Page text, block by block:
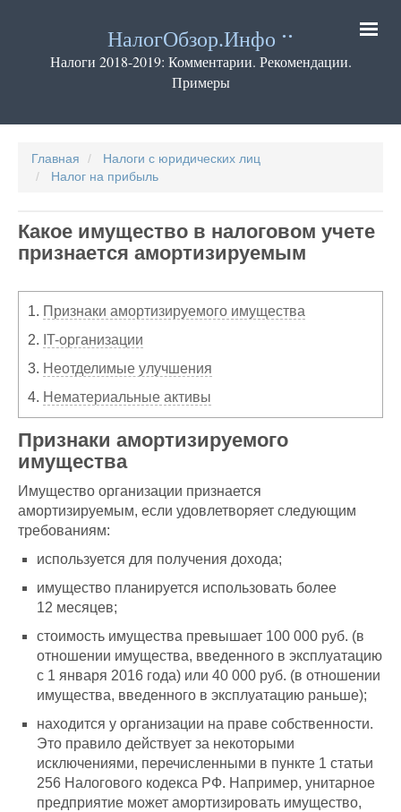
содержанию
НалогОбзор.Инфо
Налоги 2018-2019: Комментарии. Рекомендации.
Примеры
Главная
Налоги с юридических лиц
Налог на прибыль
Какое имущество в налоговом учете
признается амортизируемым
1. Признаки амортизируемого имущества
2. IT-организации
3. Неотделимые улучшения
4. Нематериальные активы
Признаки амортизируемого
имущества
Имущество организации признается
амортизируемым, если удовлетворяет следующим
требованиям:
используется для получения дохода;
имущество планируется использовать более
12 месяцев;
стоимость имущества превышает 100 000 руб. (в
отношении имущества, введенного в эксплуатацию
с 1 января 2016 года) или 40 000 руб. (в отношении
имущества, введенного в эксплуатацию раньше);
находится у организации на праве собственности.
Это правило действует за некоторыми
исключениями, перечисленными в пункте 1 статьи
256 Налогового кодекса РФ. Например, унитарное
предприятие может амортизировать имущество,